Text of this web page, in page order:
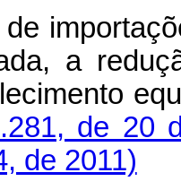
a
de 20
de 2011)